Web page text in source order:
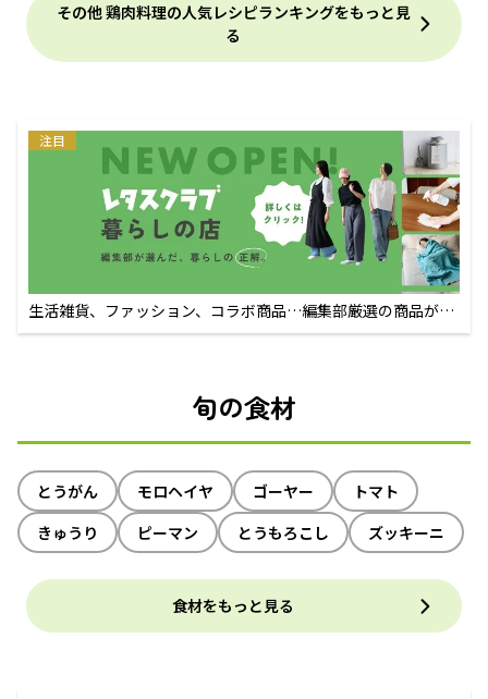
その他 鶏肉料理の人気レシピランキングをもっと見
る
注目
生活雑貨、ファッション、コラボ商品…編集部厳選の商品が買
えるECサイト
旬の食材
とうがん モロヘイヤ ゴーヤー
トマト
きゅうり
ピーマン とうもろこし ズッキーニ
食材をもっと見る